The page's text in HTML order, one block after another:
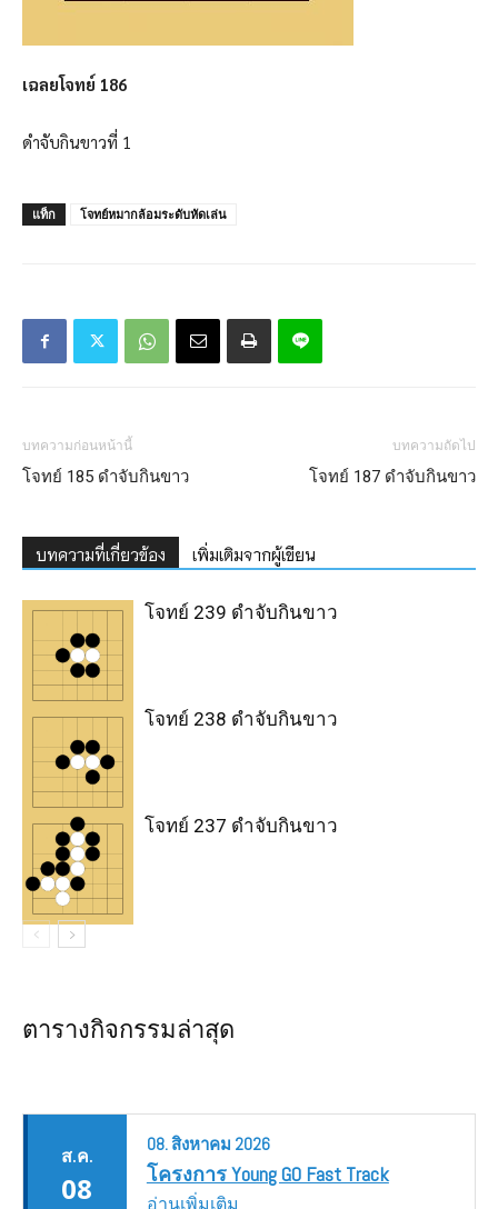
เฉลยโจทย์ 186
ดำจับกินขาวที่ 1
แท็ก โจทย์หมากล้อมระดับหัดเล่น
บทความก่อนหน้านี้
โจทย์ 185 ดำจับกินขาว
บทความถัดไป
โจทย์ 187 ดำจับกินขาว
บทความที่เกี่ยวข้อง เพิ่มเติมจากผู้เขียน
โจทย์ 239 ดำจับกินขาว
โจทย์ 238 ดำจับกินขาว
โจทย์ 237 ดำจับกินขาว
ตารางกิจกรรมล่าสุด
ส.ค.
08
08.สิงหาคม 2026
โครงการ Young GO Fast Track
อ่านเพิ่มเติม